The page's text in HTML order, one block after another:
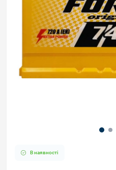
В наявності